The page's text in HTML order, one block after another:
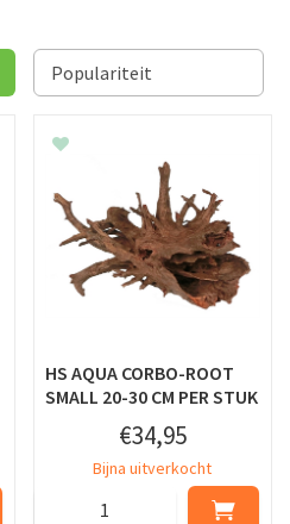
HS AQUA CORBO-ROOT
SMALL 20-30 CM PER STUK
€34,95
Bijna uitverkocht